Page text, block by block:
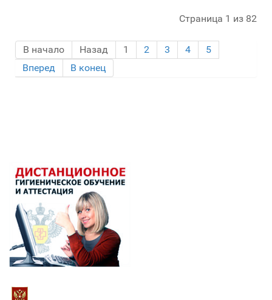
Страница 1 из 82
В начало Назад 1 2 3 4
5
Вперед
В конец